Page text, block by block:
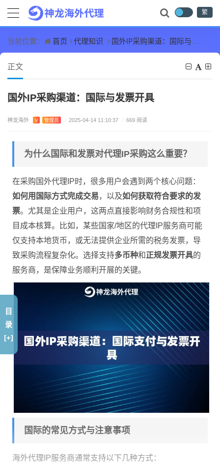
繁
当前位置： 首页 代理知识 国外IP采购渠道：国际与发票开具
正文
国外IP采购渠道：国际与发票开具
神龙海外 V 管理员 / 2025-04-14 11:10:37 / 669 阅读
为什么国际和发票对代理IP采购这么重要？
在采购国外代理IP时，很多用户会遇到两个核心问题：
如何用国际方式完成交易，以及如何获取符合要求的发
票。尤其是企业用户，这两点直接影响财务合规性和项
目成本核算。比如，某些国家/地区的代理IP服务商可能
仅支持本地货币，或无法提供企业所需的税务发票，导
致采购流程复杂化。选择支持多币种和正规发票开具的
服务商，是保障业务顺利开展的关键。
国际的常见方式与注意事项
海外代理IP服务商通常支持以下几种方式：
目
录
[+]